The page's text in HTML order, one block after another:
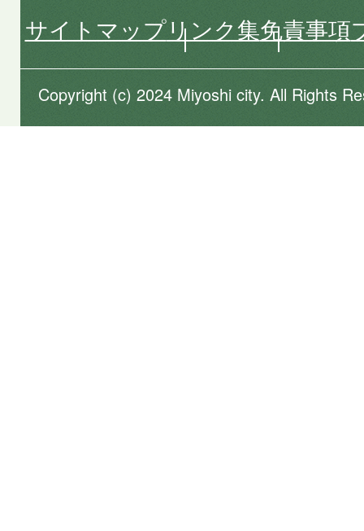
サイトマップリンク集免責事項
Copyright (c) 2024 Miyoshi city. All Rights